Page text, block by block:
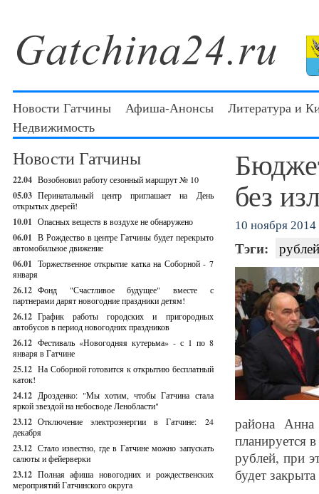
Новости Гатчины Афиша-Анонсы
Литература и
Недвижимость
Новости Гатчины
22.04 Возобновил работу сезонный маршрут № 10
05.03 Перинатальный центр приглашает на День
открытых дверей!
10.01 Опасных веществ в воздухе не обнаружено
06.01 В Рождество в центре Гатчины будет перекрыто
автомобильное движение
06.01 Торжественное открытие катка на Соборной - 7
января
26.12 Фонд "Счастливое будущее" вместе с
партнерами дарят новогодние праздники детям!
26.12 График работы городских и пригородных
автобусов в период новогодних праздников
26.12 Фестиваль «Новогодняя кутерьма» - с 1 по 8
января в Гатчине
25.12 На Соборной готовится к открытию бесплатный
каток!
24.12 Дрозденко: "Мы хотим, чтобы Гатчина стала
яркой звездой на небосводе Ленобласти"
23.12 Отключение электроэнергии в Гатчине: 24
декабря
23.12 Стало известно, где в Гатчине можно запускать
салюты и фейерверки
23.12 Полная афиша новогодних и рождественских
мероприятий Гатчинского округа
без
10 ноября 2014
Тэги: рублей
района
планируется
рублей, при
будет